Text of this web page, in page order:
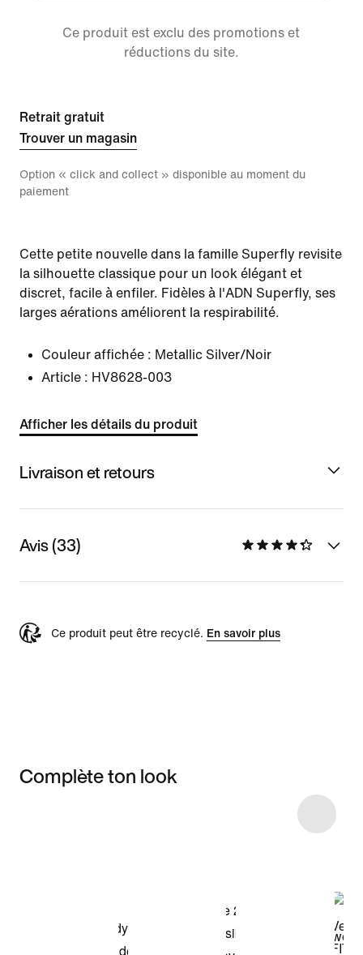
Ce produit est exclu des promotions et
réductions du site.
Retrait gratuit
Trouver un magasin
Option « click and collect » disponible au moment du
paiement
Cette petite nouvelle dans la famille Superfly revisite
la silhouette classique pour un look élégant et
discret, facile à enfiler. Fidèles à l'ADN Superfly, ses
larges aérations améliorent la respirabilité.
Couleur affichée : Metallic Silver/Noir
Article : HV8628-003
Afficher les détails du produit
Livraison et retours
Avis (33)
Ce produit peut être recyclé. En savoir plus
Complète ton look